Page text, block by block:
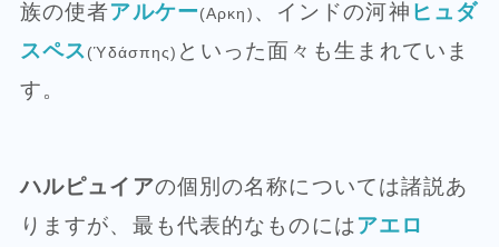
族の使者アルケー(Αρκη) 、インドの河神 ヒュダ
スペス(Ὑδάσπης) といった面々も生まれていま
す。
ハルピュイアの個別の名称については諸説あ
りますが、最も代表的なものには アエロ